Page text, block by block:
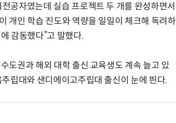
공자였는데 실습 프로젝트 두 개를 완성하면서
개인 학습 진도와 역량을 일일이 체크해 독려하
감동했다”고 말했다.
도권과 해외 대학 출신 교육생도 계속 늘고 있
립대와 샌디에이고주립대 출신이 눈에 띈다.
“계속 쫓아왔다”…도망치던 우크라 민간인 공격한 러 자폭 드론